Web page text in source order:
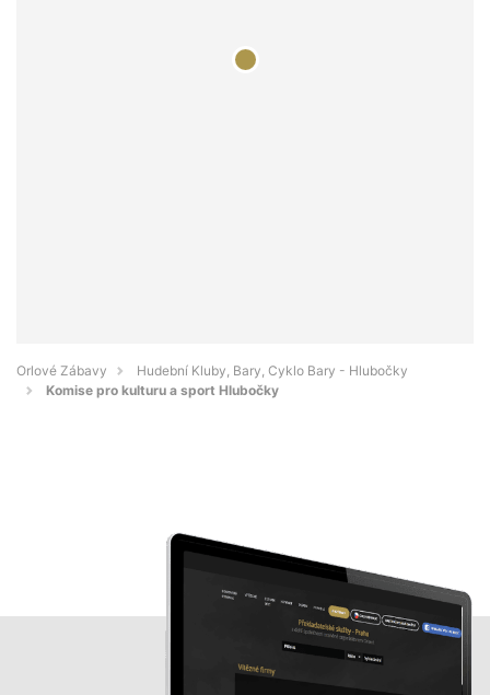
Orlové Zábavy
Hudební Kluby, Bary, Cyklo Bary - Hlubočky
Komise pro kulturu a sport Hlubočky